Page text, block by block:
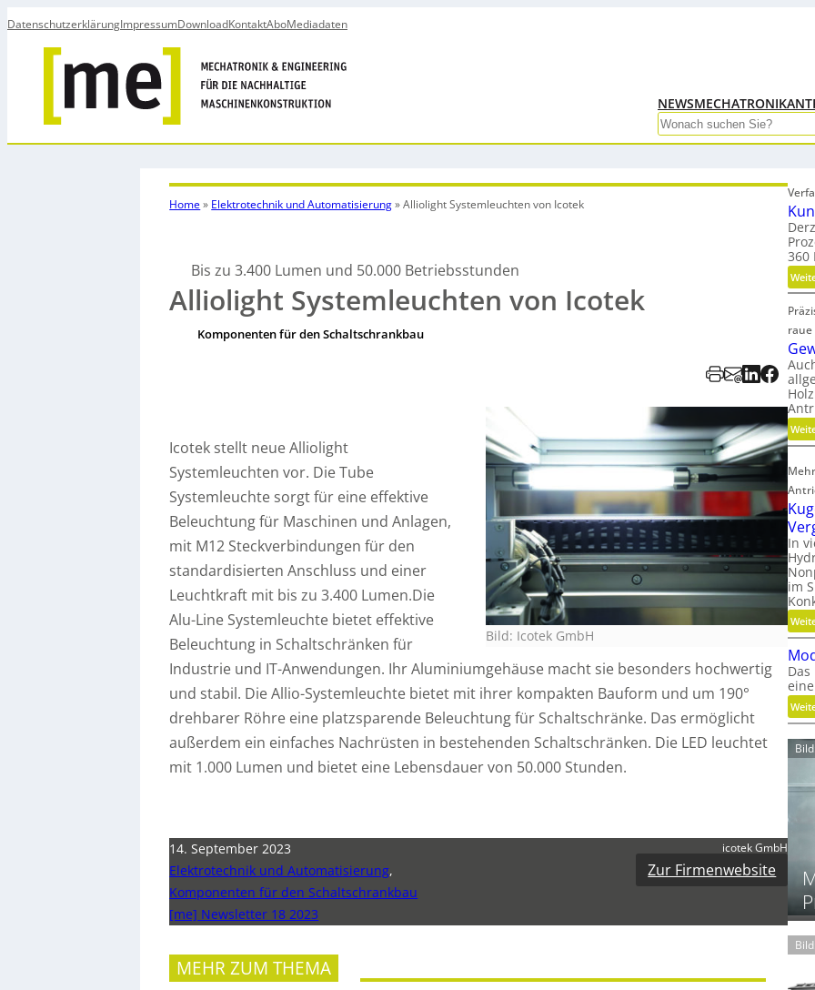
DatenschutzerklärungImpressumDownloadKontaktAboMediadaten
NEWSMECHATRONIK
Search
Home» Elektrotechnik und Automatisierung»Alliolight Systemleuchten von Icotek
Bis zu 3.400 Lumen und 50.000 Betriebsstunden
Alliolight Systemleuchten von Icotek
Komponenten für den Schaltschrankbau
Bild: Icotek GmbH
Icotek stellt neue Alliolight
Systemleuchten vor. Die Tube
Systemleuchte sorgt für eine effektive
Beleuchtung für Maschinen und Anlagen,
mit M12 Steckverbindungen für den
standardisierten Anschluss und einer
Leuchtkraft mit bis zu 3.400 Lumen.Die
Alu-Line Systemleuchte bietet effektive
Beleuchtung in Schaltschränken für
Industrie und IT-Anwendungen. Ihr Aluminiumgehäuse macht sie besonders hochwertig
und stabil. Die Allio-Systemleuchte bietet mit ihrer kompakten Bauform und um 190°
drehbarer Röhre eine platzsparende Beleuchtung für Schaltschränke. Das ermöglicht
außerdem ein einfaches Nachrüsten in bestehenden Schaltschränken. Die LED leuchtet
mit 1.000 Lumen und bietet eine Lebensdauer von 50.000 Stunden.
14. September 2023
Elektrotechnik und Automatisierung,
Komponenten für den Schaltschrankbau
[me] Newsletter 18 2023
icotek GmbH
Zur Firmenwebsite
MEHR ZUM THEMA
360
raue
In
im